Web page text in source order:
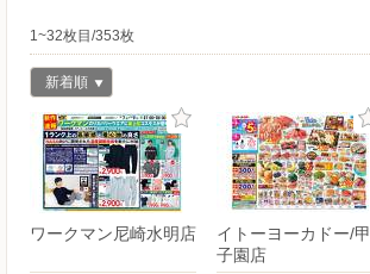
1~32枚目/353枚
新着順
ワークマン尼崎水明店
イトーヨーカドー/甲
子園店